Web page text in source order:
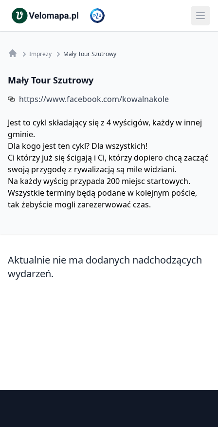
Imprezy Mały Tour Szutrowy
Mały Tour Szutrowy
https://www.facebook.com/kowalnakole
Jest to cykl składający się z 4 wyścigów, każdy w innej
gminie.
Dla kogo jest ten cykl? Dla wszystkich!
Ci którzy już się ścigają i Ci, którzy dopiero chcą zacząć
swoją przygodę z rywalizacją są mile widziani.
Na każdy wyścig przypada 200 miejsc startowych.
Wszystkie terminy będą podane w kolejnym poście,
tak żebyście mogli zarezerwować czas.
Aktualnie nie ma dodanych nadchodzących
wydarzeń.